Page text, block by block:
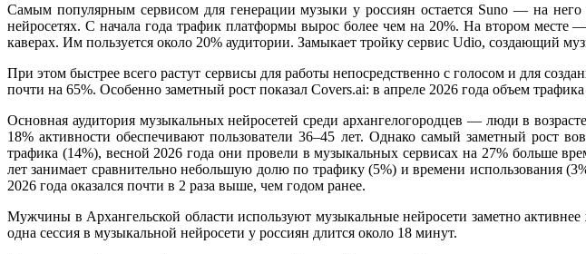
Самым популярным сервисом для генерации музыки у россиян остается Suno — на
нейросетях. С начала года трафик платформы вырос более чем на 20%. На втором месте
каверах. Им пользуется около 20% аудитории. Замыкает тройку сервис Udio, создающий
При этом быстрее всего растут сервисы для работы непосредственно с голосом и для
почти на 65%. Особенно заметный рост показал Covers.ai: в апреле 2026 года объем
Основная аудитория музыкальных нейросетей среди архангелогородцев — люди в
18% активности обеспечивают пользователи 36–45 лет. Однако самый заметный рост
трафика (14%), весной 2026 года они провели в музыкальных сервисах на 27% больше
лет занимает сравнительно небольшую долю по трафику (5%) и времени использования
2026 года оказался почти в 2 раза выше, чем годом ранее.
Мужчины в Архангельской области используют музыкальные нейросети заметно
одна сессия в музыкальной нейросети у россиян длится около 18 минут.